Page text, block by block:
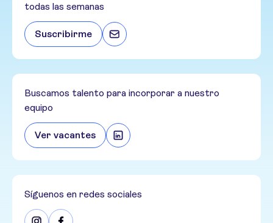
todas las semanas
Suscribirme
Buscamos talento para incorporar a nuestro
equipo
Ver vacantes
Síguenos en redes sociales